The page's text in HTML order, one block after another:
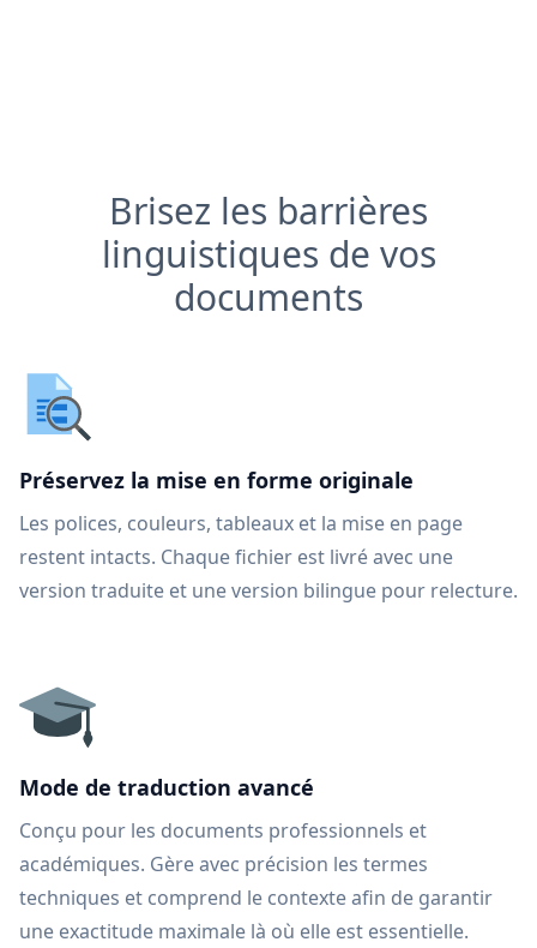
Brisez les barrières
linguistiques de vos
documents
Préservez la mise en forme originale
Les polices, couleurs, tableaux et la mise en page
restent intacts. Chaque fichier est livré avec une
version traduite et une version bilingue pour relecture.
Mode de traduction avancé
Conçu pour les documents professionnels et
académiques. Gère avec précision les termes
techniques et comprend le contexte afin de garantir
une exactitude maximale là où elle est essentielle.